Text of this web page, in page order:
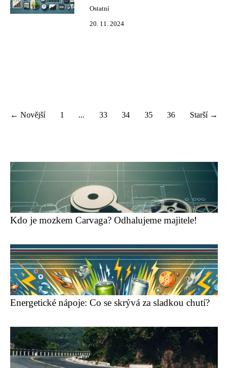
Ostatní
20. 11. 2024
← Novější 1 ... 33 34 35 36 Starší →
Kdo je mozkem Carvaga? Odhalujeme majitele!
Energetické nápoje: Co se skrývá za sladkou chutí?